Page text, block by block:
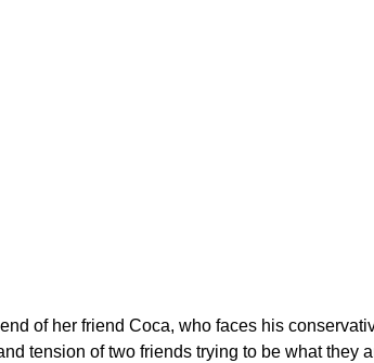
of her friend Coca, who faces his
tension of two friends trying to be what they